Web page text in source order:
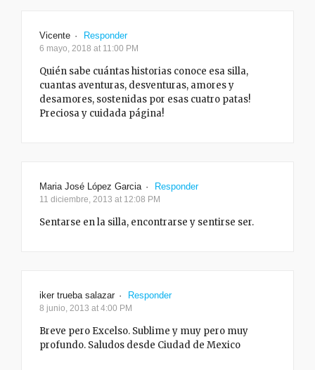
Vicente · Responder
6 mayo, 2018 at 11:00 PM
Quién sabe cuántas historias conoce esa silla,
cuantas aventuras, desventuras, amores y
desamores, sostenidas por esas cuatro patas!
Preciosa y cuidada página!
Maria José López Garcia · Responder
11 diciembre, 2013 at 12:08 PM
Sentarse en la silla, encontrarse y sentirse ser.
iker trueba salazar · Responder
8 junio, 2013 at 4:00 PM
Breve pero Excelso. Sublime y muy pero muy
profundo. Saludos desde Ciudad de Mexico